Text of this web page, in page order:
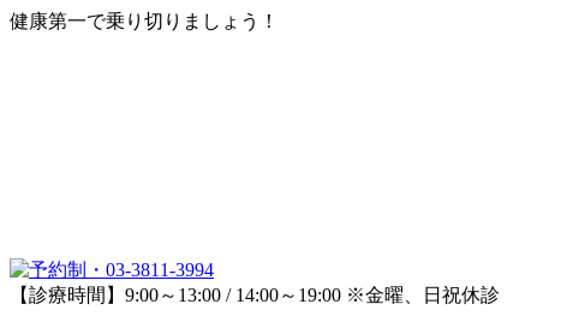
健康第一で乗り切りましょう！
【診療時間】9:00～13:00 / 14:00～19:00 ※金曜、日祝休診